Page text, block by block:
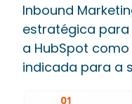
Inbound
estratégica para
a HubSpot
indicada para a